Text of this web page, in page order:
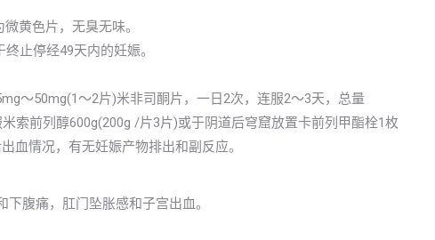
黄色片，无臭无味。
止停经49天内的妊娠。
～50mg(1～2片)米非司酮片，一日2次，连服2～3天，总量
索前列醇600g(200g /片3片)或于阴道后穹窟放置卡前列甲酯栓1枚
血情况，有无妊娠产物排出和副反应。
腹痛，肛门坠胀感和子宫出血。